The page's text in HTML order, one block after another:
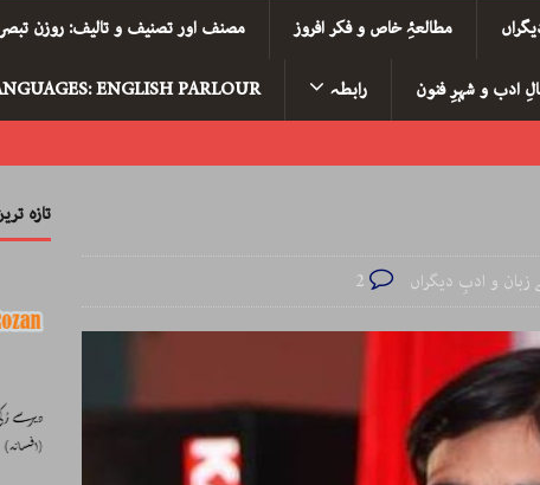
مطالعۂِ خاص و فکر افروز مصنف اور تصنیف و تالیف: روزن
ادب و شہرِ فنون رابطہ
ENGLISH PARLOUR
زبان و ادبِ دیگراں 2
تازہ